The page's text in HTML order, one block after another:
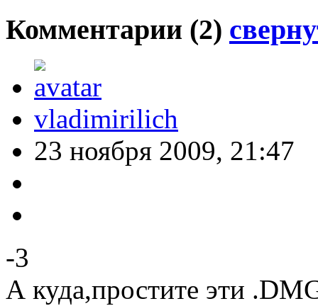
Комментарии (2)
vladimirilich
23 ноября 2009, 21:47
-3
А куда,простите эти